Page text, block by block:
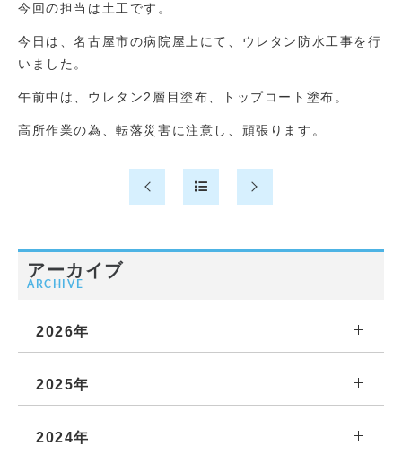
今回の担当は土工です。
今日は、名古屋市の病院屋上にて、ウレタン防水工事を行
いました。
午前中は、ウレタン2層目塗布、トップコート塗布。
高所作業の為、転落災害に注意し、頑張ります。
アーカイブ
ARCHIVE
2026年
2025年
2024年